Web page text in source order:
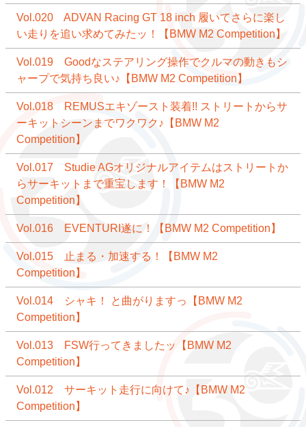
Vol.020 ADVAN Racing GT 18 inch 履いてさらに楽し
い走りを追い求めてみたッ！【BMW M2 Competition】
Vol.019 Goodなステアリング操作でクルマの動きもシ
ャープで気持ち良い♪【BMW M2 Competition】
Vol.018 REMUSエキゾースト装着!! ストリートからサ
ーキットシーンまでワクワク♪【BMW M2
Competition】
Vol.017 Studie AGオリジナルアイテムはストリートか
らサーキットまで重宝します！【BMW M2
Competition】
Vol.016 EVENTURI遂に！【BMW M2 Competition】
Vol.015 止まる・加速する！【BMW M2
Competition】
Vol.014 シャキ！ と曲がりますっ【BMW M2
Competition】
Vol.013 FSW行ってきましたッ【BMW M2
Competition】
Vol.012 サーキット走行に向けて♪【BMW M2
Competition】